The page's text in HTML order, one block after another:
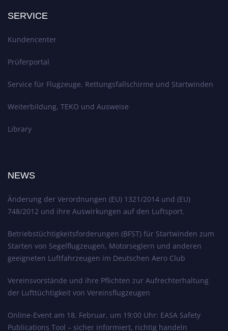
SERVICE
Kundencenter
Prüferportal
Service für Flugzeuge, Rettungsfallschirme und Startwinden
Weiterbildung, TEKO und Ausweise
Library
NEWS
Änderung der Verordnungen (EU) 1321/2014 und (EU)
748/2012 und ihre Auswirkungen auf den Luftsport.
Betriebstüchtigkeitsforderungen (BFST) für Startwinden zum
Starten von Segelflugzeugen, Motorseglern und anderen
geeigneten Luftfahrzeugen im Deutschen Aero Club
Vereinsvorstände und ihre Pflichten zur Aufrechterhaltung
der Lufttüchtigkeit von Vereinsflugzeugen
Online-Event am 18. Februar, um 19:00 Uhr: EASA Safety
Publications Tool – sicher informiert, richtig handeln